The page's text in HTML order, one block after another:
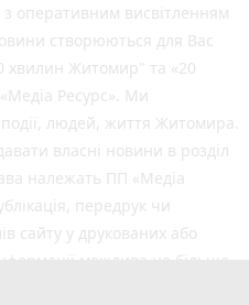
оперативним висвітленням
створюються для Вас
хвилин Житомир" та «20
Ресурс». Ми
людей, життя Житомира.
власні новини в розділ
належать ПП «Медіа
передрук чи
сайту у друкованих або
можлива не більше